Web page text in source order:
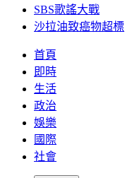
SBS歌謠大戰
沙拉油致癌物超標
首頁
即時
生活
政治
娛樂
國際
社會